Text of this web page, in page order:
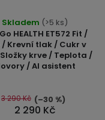
HEALTH ET572 Fit /
/ Krevní tlak / Cukr v
krve / Teplota /
/ AI asistent
hodnocení
produktu
je
5,0
5
hvězdiček.
Skladem (>5 ks)
2 290 Kč
3 290 Kč (–30 %)